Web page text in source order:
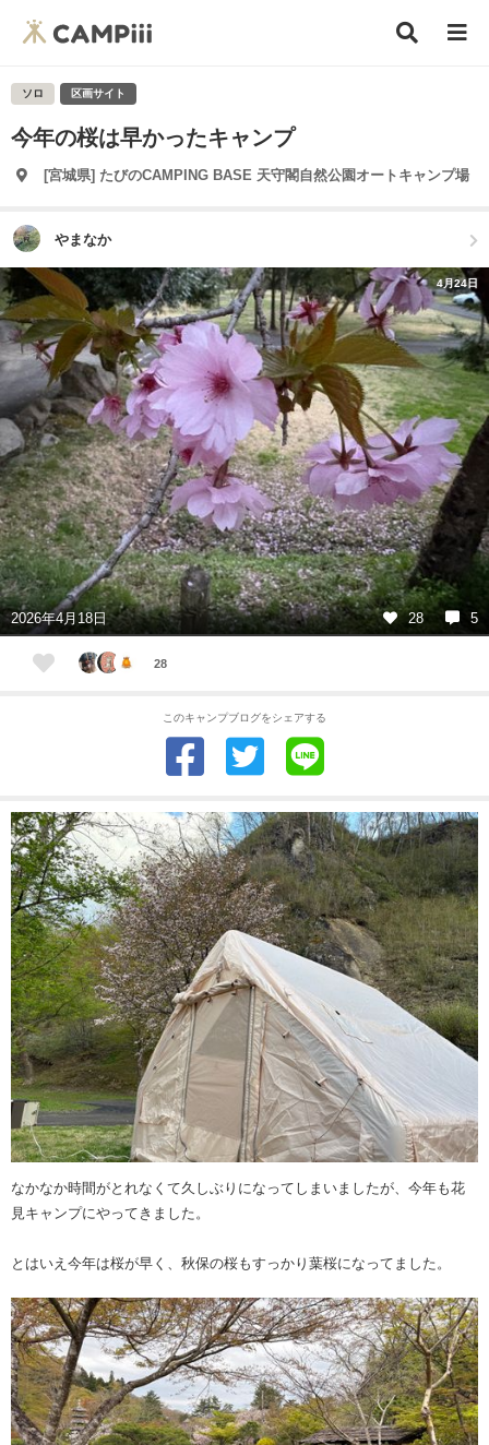
ソロ 区画サイト
今年の桜は早かったキャンプ
[宮城県] たびのCAMPING BASE 天守閣自然公園オートキャンプ場
やまなか
4月24日
2026年4月18日 28 5
28
このキャンプブログをシェアする
なかなか時間がとれなくて久しぶりになってしまいましたが、今年も花
見キャンプにやってきました。
とはいえ今年は桜が早く、秋保の桜もすっかり葉桜になってました。